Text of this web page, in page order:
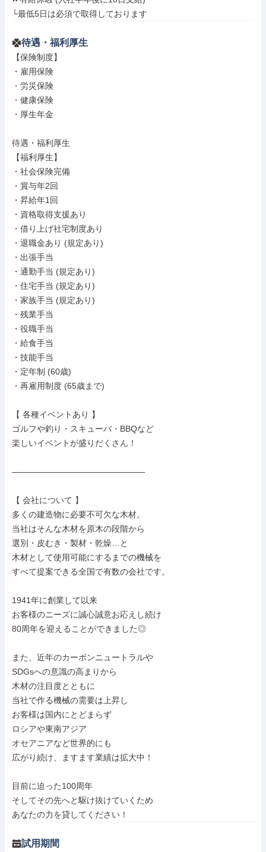
└最低5日は必須で取得しております
待遇・福利厚生
【保険制度】
・雇用保険
・労災保険
・健康保険
・厚生年金
待遇・福利厚生
【福利厚生】
・社会保険完備
・賞与年2回
・昇給年1回
・資格取得支援あり
・借り上げ社宅制度あり
・退職金あり (規定あり)
・出張手当
・通勤手当 (規定あり)
・住宅手当 (規定あり)
・家族手当 (規定あり)
・残業手当
・役職手当
・給食手当
・技能手当
・定年制 (60歳)
・再雇用制度 (65歳まで)
【 各種イベントあり 】
ゴルフや釣り・スキューバ・BBQなど
楽しいイベントが盛りだくさん！
――――――――――――――――
【 会社について 】
多くの建造物に必要不可欠な木材。
当社はそんな木材を原木の段階から
選別・皮むき・製材・乾燥…と
木材として使用可能にするまでの機械を
すべて提案できる全国で有数の会社です。
1941年に創業して以来
お客様のニーズに誠心誠意お応えし続け
80周年を迎えることができました◎
また、近年のカーボンニュートラルや
SDGsへの意識の高まりから
木材の注目度とともに
当社で作る機械の需要は上昇し
お客様は国内にとどまらず
ロシアや東南アジア
オセアニアなど世界的にも
広がり続け、ますます業績は拡大中！
目前に迫った100周年
そしてその先へと駆け抜けていくため
あなたの力を貸してください！
試用期間